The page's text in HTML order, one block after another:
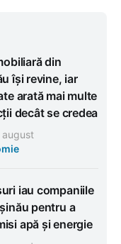
din
își revine, iar
arată mai multe
decât se credea
august
iau companiile
pentru a
apă și energie